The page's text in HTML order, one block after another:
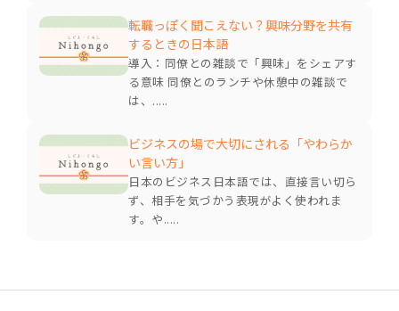
転職っぽく聞こえない？興味分野を共有
するときの日本語
導入：同僚との雑談で「興味」をシェアす
る意味 同僚とのランチや休憩中の雑談で
は、.....
ビジネスの場で大切にされる「やわらか
い言い方」
日本のビジネス日本語では、直接言い切ら
ず、相手を気づかう表現がよく使われま
す。や.....